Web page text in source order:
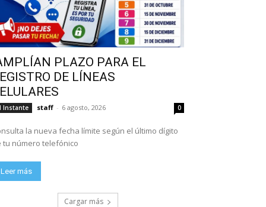
PLAZO PARA EL
DE LÍNEAS
Instante staff - 6 agosto, 2026 0
la nueva fecha límite según el último dígito
tu número telefónico
Leer más
Cargar más